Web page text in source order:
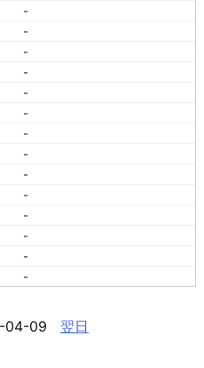
-
-
-
-
-
-
-
-
-
-
-
-
-
-
04-09 翌日